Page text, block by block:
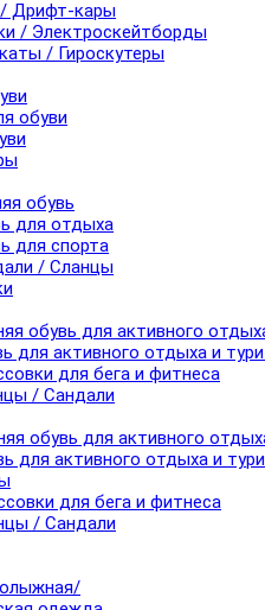
/ Дрифт-кары
/ Электроскейтборды
/ Гироскутеры
обуви
обувь
для отдыха
для спорта
/ Сланцы
обувь для активного
для активного отдыха и
для бега и фитнеса
/ Сандали
обувь для активного
для активного отдыха и
для бега и фитнеса
/ Сандали